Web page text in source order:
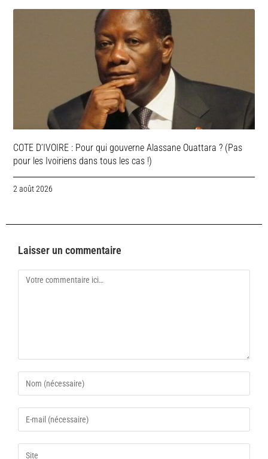
COTE D’IVOIRE : Pour qui gouverne Alassane Ouattara ? (Pas
pour les Ivoiriens dans tous les cas !)
2 août 2026
Laisser un commentaire